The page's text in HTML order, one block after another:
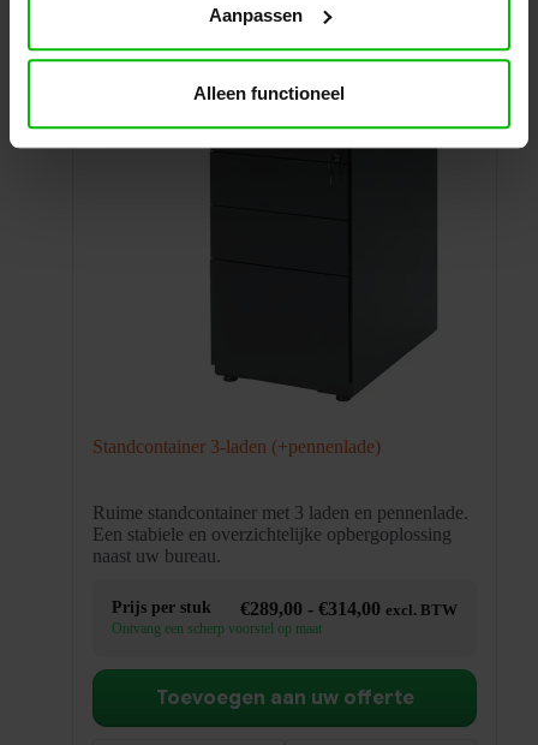
Aanpassen
Alleen functioneel
Standcontainer 3-laden (+pennenlade)
Ruime standcontainer met 3 laden en pennenlade.
Een stabiele en overzichtelijke opbergoplossing
naast uw bureau.
Prijs per stuk €289,00 - €314,00 Prijsklasse:
€314,00
excl. BTW
Ontvang een scherp voorstel op maat
Toevoegen aan uw offerte